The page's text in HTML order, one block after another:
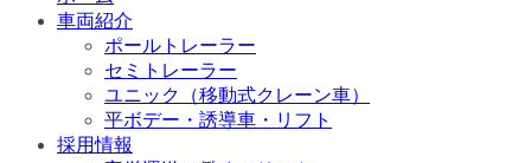
車両紹介
ポールトレーラー
セミトレーラー
ユニック（移動式クレーン車）
平ボデー・誘導車・リフト
採用情報